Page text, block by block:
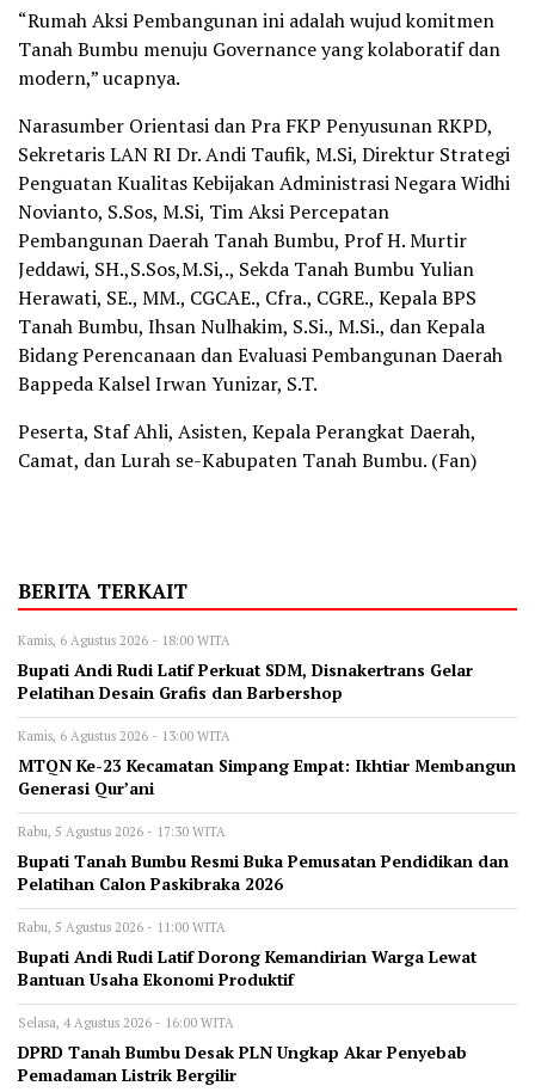
“Rumah Aksi Pembangunan ini adalah wujud komitmen
Tanah Bumbu menuju Governance yang kolaboratif dan
modern,” ucapnya.
Narasumber Orientasi dan Pra FKP Penyusunan RKPD,
Sekretaris LAN RI Dr. Andi Taufik, M.Si, Direktur Strategi
Penguatan Kualitas Kebijakan Administrasi Negara Widhi
Novianto, S.Sos, M.Si, Tim Aksi Percepatan
Pembangunan Daerah Tanah Bumbu, Prof H. Murtir
Jeddawi, SH.,S.Sos,M.Si,., Sekda Tanah Bumbu Yulian
Herawati, SE., MM., CGCAE., Cfra., CGRE., Kepala BPS
Tanah Bumbu, Ihsan Nulhakim, S.Si., M.Si., dan Kepala
Bidang Perencanaan dan Evaluasi Pembangunan Daerah
Bappeda Kalsel Irwan Yunizar, S.T.
Peserta, Staf Ahli, Asisten, Kepala Perangkat Daerah,
Camat, dan Lurah se-Kabupaten Tanah Bumbu. (Fan)
BERITA TERKAIT
Kamis, 6 Agustus 2026 - 18:00 WITA
Bupati Andi Rudi Latif Perkuat SDM, Disnakertrans Gelar
Pelatihan Desain Grafis dan Barbershop
Kamis, 6 Agustus 2026 - 13:00 WITA
MTQN Ke-23 Kecamatan Simpang Empat: Ikhtiar Membangun
Generasi Qur’ani
Rabu, 5 Agustus 2026 - 17:30 WITA
Bupati Tanah Bumbu Resmi Buka Pemusatan Pendidikan dan
Pelatihan Calon Paskibraka 2026
Rabu, 5 Agustus 2026 - 11:00 WITA
Bupati Andi Rudi Latif Dorong Kemandirian Warga Lewat
Bantuan Usaha Ekonomi Produktif
Selasa, 4 Agustus 2026 - 16:00 WITA
DPRD Tanah Bumbu Desak PLN Ungkap Akar Penyebab
Pemadaman Listrik Bergilir